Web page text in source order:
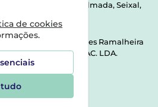
concelhos: Almada, Seixal,
Alexandra Fernandes Ramalheira
SOC. FARMAC. LDA.
036 Almada
de cookies